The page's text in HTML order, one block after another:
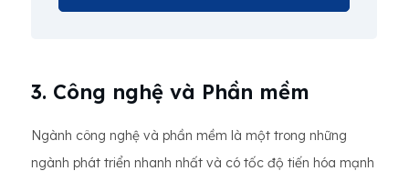
3. Công nghệ và Phần mềm
Ngành công nghệ và phần mềm là một trong những
ngành phát triển nhanh nhất và có tốc độ tiến hóa mạnh